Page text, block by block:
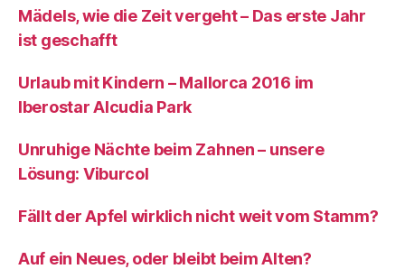
Mädels, wie die Zeit vergeht – Das erste Jahr
ist geschafft
Urlaub mit Kindern – Mallorca 2016 im
Iberostar Alcudia Park
Unruhige Nächte beim Zahnen – unsere
Lösung: Viburcol
Fällt der Apfel wirklich nicht weit vom Stamm?
Auf ein Neues, oder bleibt beim Alten?